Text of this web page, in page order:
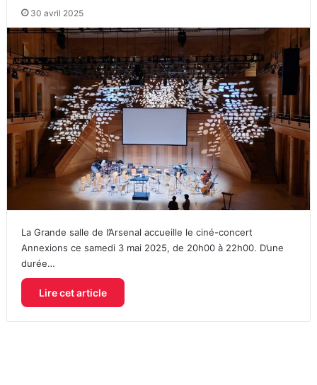
30 avril 2025
La Grande salle de l’Arsenal accueille le ciné-concert
Annexions ce samedi 3 mai 2025, de 20h00 à 22h00. D’une
durée…
Lire cet article